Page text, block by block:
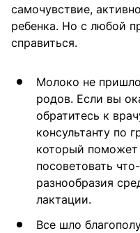
самочувствие,
ребенка. Но с любой
справиться.
Молоко не
родов. Если вы
обратитесь к
консультанту по
который поможет
посоветовать
разнообразия
лактации.
Все шло